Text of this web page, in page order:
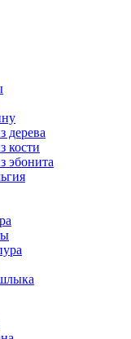
дерева
кости
эбонита